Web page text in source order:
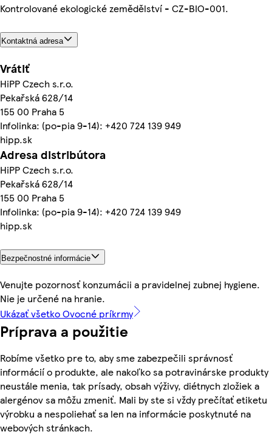
Kontrolované ekologické zemědělství - CZ-BIO-001.
Kontaktná adresa
Vrátiť
HiPP Czech s.r.o.
Pekařská 628/14
155 00 Praha 5
Infolinka: (po-pia 9-14): +420 724 139 949
hipp.sk
Adresa distribútora
HiPP Czech s.r.o.
Pekařská 628/14
155 00 Praha 5
Infolinka: (po-pia 9-14): +420 724 139 949
hipp.sk
Bezpečnostné informácie
Venujte pozornosť konzumácii a pravidelnej zubnej hygiene.
Nie je určené na hranie.
Ukázať všetko Ovocné príkrmy
Príprava a použitie
Robíme všetko pre to, aby sme zabezpečili správnosť
informácií o produkte, ale nakoľko sa potravinárske produkty
neustále menia, tak prísady, obsah výživy, diétnych zložiek a
alergénov sa môžu zmeniť. Mali by ste si vždy prečítať etiketu
výrobku a nespoliehať sa len na informácie poskytnuté na
webových stránkach.